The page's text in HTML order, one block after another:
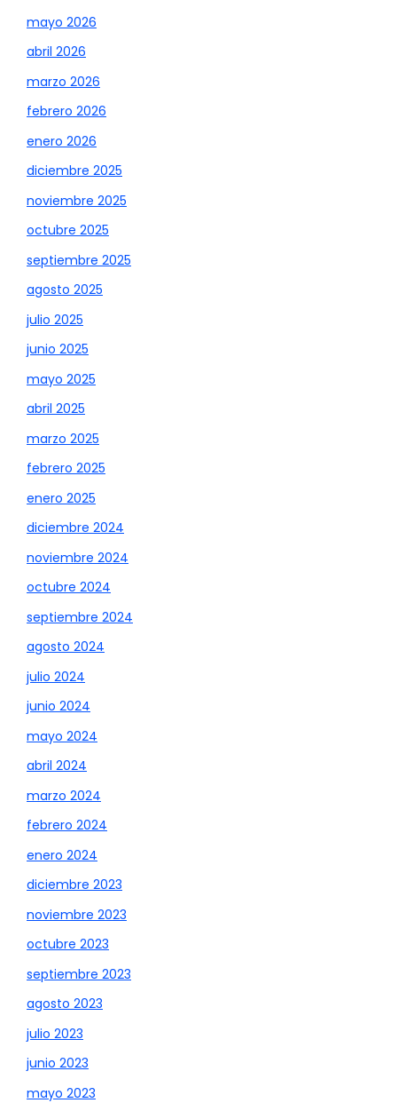
mayo 2026
abril 2026
marzo 2026
febrero 2026
enero 2026
diciembre 2025
noviembre 2025
octubre 2025
septiembre 2025
agosto 2025
julio 2025
junio 2025
mayo 2025
abril 2025
marzo 2025
febrero 2025
enero 2025
diciembre 2024
noviembre 2024
octubre 2024
septiembre 2024
agosto 2024
julio 2024
junio 2024
mayo 2024
abril 2024
marzo 2024
febrero 2024
enero 2024
diciembre 2023
noviembre 2023
octubre 2023
septiembre 2023
agosto 2023
julio 2023
junio 2023
mayo 2023